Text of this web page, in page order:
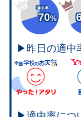
適中率
70%
▶昨日の適中